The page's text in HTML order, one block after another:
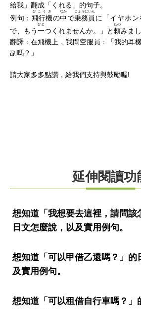
給我」翻成「くれる」的句子。
例句： 飛行機
ひこうき
の中
なか
で乗務員
じょうむいん
に「イヤホ
で、もう一
ひと
つくれませんか。」と 頼
たの
みまし
翻譯：在飛機上，我問空服員：「我的耳
副嗎？」
請大家多多點讚，給我們支持與鼓勵喔!
延伸閱讀功
想知道「我想要去這裡，請問該
日文怎麼說，以及實用例句。
想知道「可以甲借乙還嗎？」的
及實用例句。
想知道「可以租借自行車嗎？」